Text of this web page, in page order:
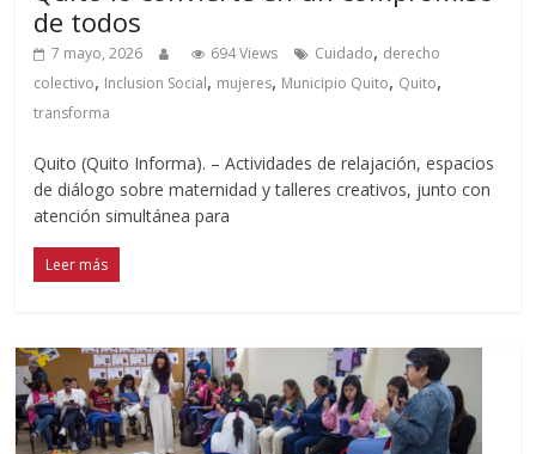
de todos
7 mayo, 2026 694 Views Cuidado, derecho
colectivo, Inclusion Social, mujeres, Municipio Quito, Quito,
transforma
Quito (Quito Informa). – Actividades de relajación, espacios
de diálogo sobre maternidad y talleres creativos, junto con
atención simultánea para
Leer más